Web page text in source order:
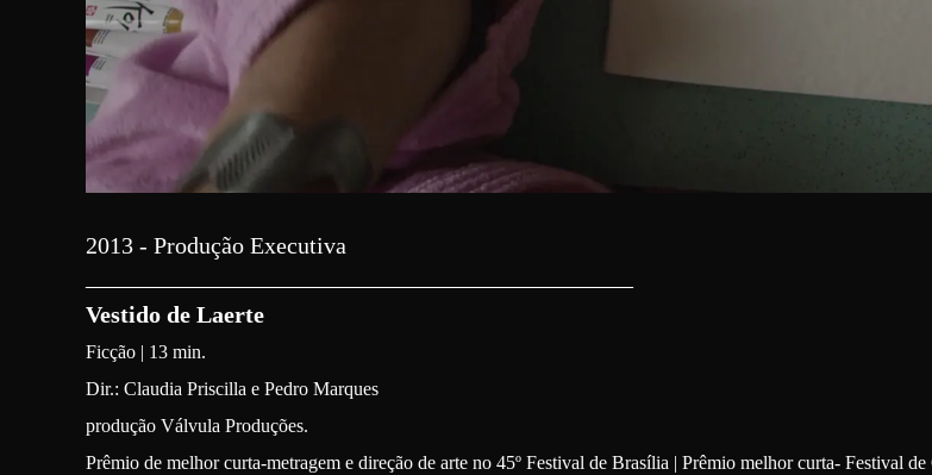
2013 - Produção Executiva
Vestido de Laerte
Ficção | 13 min.
Dir.: Claudia Priscilla e Pedro Marques
produção Válvula Produções.
Prêmio de melhor curta-metragem e direção de arte no 45º Festival de Brasília | Prêmio melhor curta- Festival